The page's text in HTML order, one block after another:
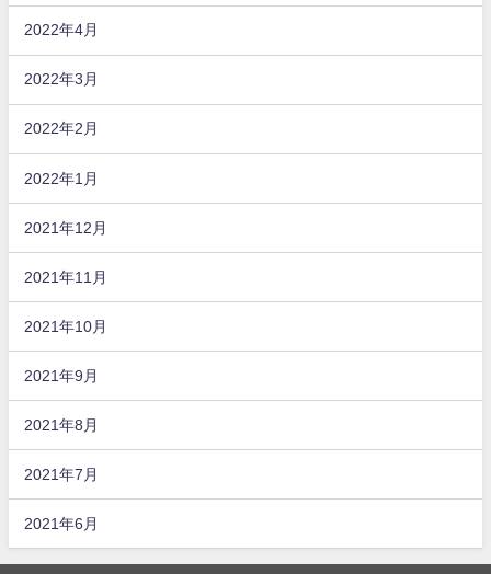
2022年4月
2022年3月
2022年2月
2022年1月
2021年12月
2021年11月
2021年10月
2021年9月
2021年8月
2021年7月
2021年6月